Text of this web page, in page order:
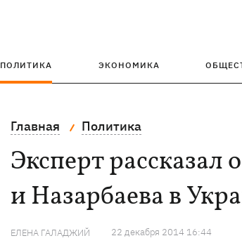
ПОЛИТИКА ЭКОНОМИКА
Главная Политика
Эксперт
и Назарбаева в
ЕЛЕНА ГАЛАДЖИЙ 22 декабря 2014 16:44